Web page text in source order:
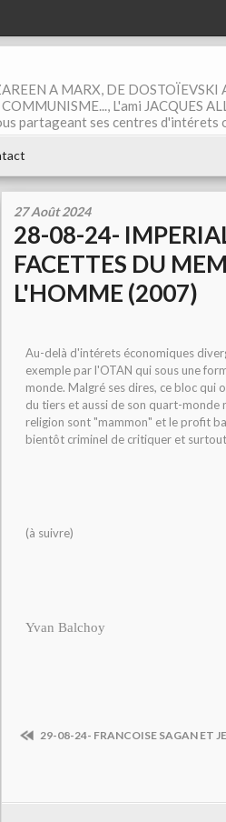
A MARX, DE
L'ami JACQUES
partageant ses centres d'intérets
27 Août 2024
28-08-24-
FACETTES DU
L'HOMME (2007)
Au-delà d'intérets économiques
exemple par l'OTAN qui sous une
monde. Malgré ses dires, ce bloc qui
du tiers et aussi de son quart-monde
religion sont "mammon" et le profit
bientôt criminel de critiquer et
(à suivre)
Yvan Balchoy
29-08-24- FRANCOISE SAGAN ET